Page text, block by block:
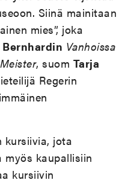
Siinä mainitaan
mies”, joka
Bernhardin Vanhoissa
, suom Tarja
Regerin
kursiivia, jota
myös kaupallisiin
kursiivin